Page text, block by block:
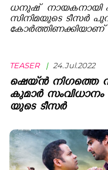
ധനുഷ് നായകനായി
സിനിമയുടെ ടീസര്‍
കോർത്തിണക്കിയാണ്
TEASER | 24.Jul.2022
ഷെയ്ന്‍ നിഗത്തെ
കുമാര്‍
യുടെ ടീസര്‍